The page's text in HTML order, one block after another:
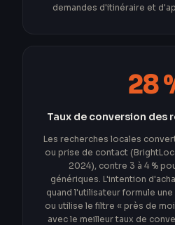
demandes d'itinéraire et
28
Taux de conversion des
Les recherches locales
ou prise de contact
2024), contre 3 à 4 %
génériques. L'intention
quand l'utilisateur formule
ou utilise le filtre « près de
avec le meilleur taux de